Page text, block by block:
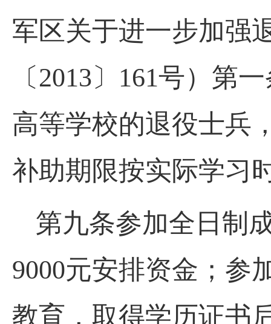
军区关于进一步加强
〔2013〕161号）第
高等学校的退役士兵
补助期限按实际学习
第九条参加全日制
9000元安排资金；参
教育，取得学历证书